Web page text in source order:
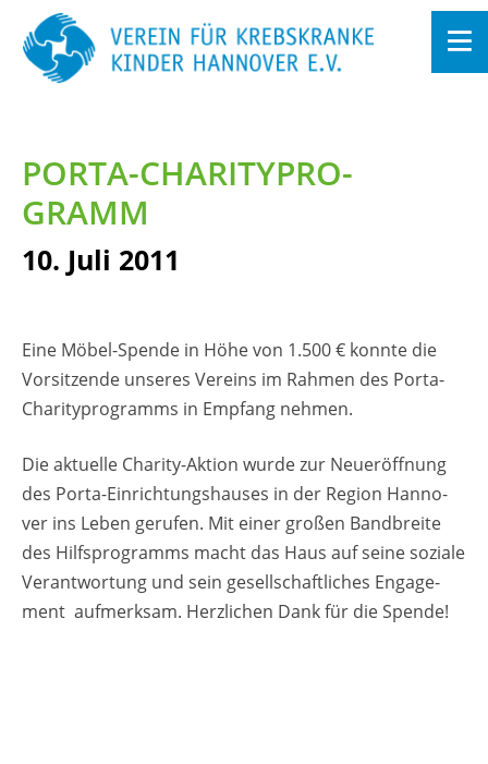
sprin­
gen
PORTA-CHA­RI­TY­PRO­
GRAMM
10. Juli 2011
Eine Möbel-Spen­de in Höhe von 1.500 € konn­te die
Vor­sit­zen­de un­se­res Ver­eins im Rah­men des Porta-
Cha­ri­ty­pro­gramms in Emp­fang neh­men.
Die ak­tu­el­le Cha­ri­ty-Ak­ti­on wurde zur Neu­eröff­nung
des Porta-Ein­rich­tungs­hau­ses in der Re­gi­on Han­no­
ver ins Leben ge­ru­fen. Mit einer gro­ßen Band­brei­te
des Hilfs­pro­gramms macht das Haus auf seine so­zia­le
Ver­ant­wor­tung und sein ge­sell­schaft­li­ches En­ga­ge­
ment auf­merk­sam. Herz­li­chen Dank für die Spen­de!